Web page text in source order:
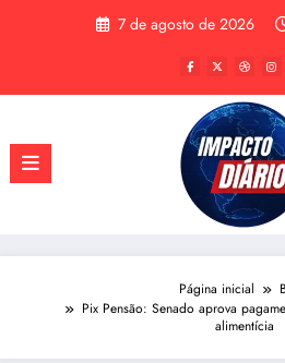
7 de agosto de 2026
Página inicial
Pix Pensão: Senado aprova
alimentícia